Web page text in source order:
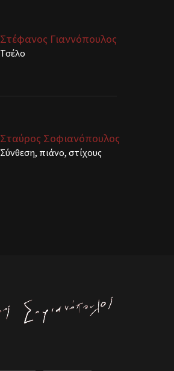
Στέφανος Γιαννόπουλος
Τσέλο
Σταύρος Σοφιανόπουλος
Σύνθεση, πιάνο, στίχους